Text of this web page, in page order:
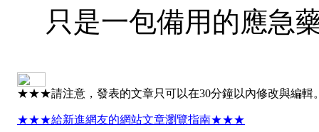
只是一包備用的應急
★★★請注意，發表的文章只可以在30分鐘以內修改與編
★★★給新進網友的網站文章瀏覽指南★★★